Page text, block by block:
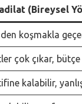
(Bireysel
koşmakla
çok çıkar, bütçe
kalabilir,